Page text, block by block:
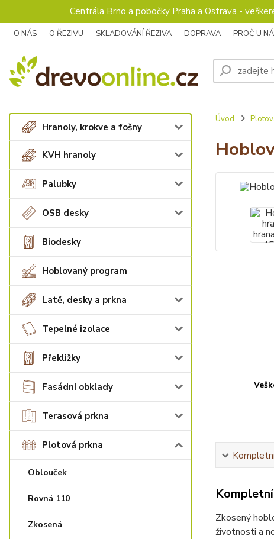
Centrála Brno a pobočky Praha a Ostrava -
O NÁS O ŘEZIVU SKLADOVÁNÍ ŘEZIVA DOPRAVA PROČ U
Hranoly, krokve a fošny
KVH hranoly
Palubky
OSB desky
Biodesky
Hoblovaný program
Latě, desky a prkna
Tepelné izolace
Překližky
Fasádní obklady
Terasová prkna
Plotová prkna
Oblouček
Rovná 110
Zkosená
Úvod
Zkosený
životnosti a